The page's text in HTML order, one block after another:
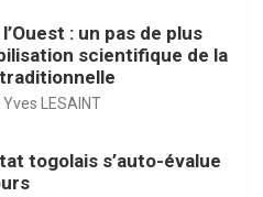
: un pas de plus
scientifique de la
Yves LESAINT
togolais s’auto-évalue